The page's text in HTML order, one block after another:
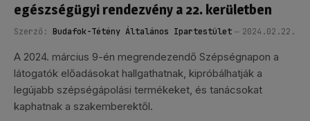
egészségügyi rendezvény a 22. kerületben
Szerző: Budafok-Tétény Általános Ipartestület 2024.02.22.
A 2024. március 9-én megrendezendő Szépségnapon a
látogatók előadásokat hallgathatnak, kipróbálhatják a
legújabb szépségápolási termékeket, és tanácsokat
kaphatnak a szakemberektől.